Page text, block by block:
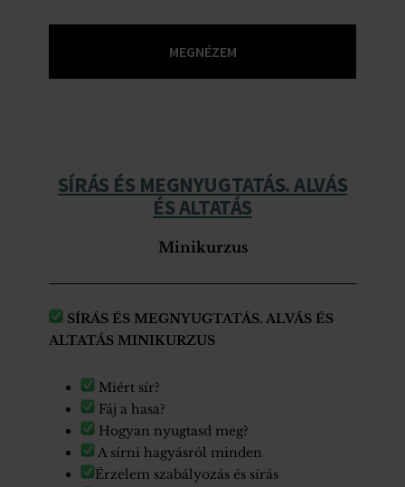
MEGNÉZEM
SÍRÁS ÉS MEGNYUGTATÁS. ALVÁS
ÉS ALTATÁS
Minikurzus
SÍRÁS ÉS MEGNYUGTATÁS. ALVÁS ÉS
ALTATÁS MINIKURZUS
Miért sír?
Fáj a hasa?
Hogyan nyugtasd meg?
A sírni hagyásról minden
Érzelem szabályozás és sírás